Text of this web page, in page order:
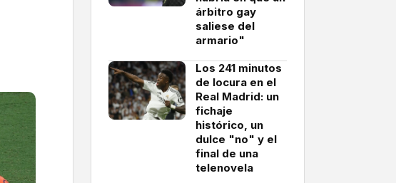
árbitro gay
saliese del
armario"
Los 241 minutos
de locura en el
Real Madrid: un
fichaje
histórico, un
dulce "no" y el
final de una
telenovela